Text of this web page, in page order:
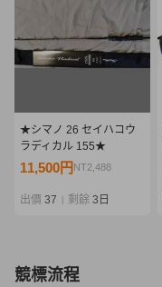
★シマノ 26 セイハコウ
ラディカル 155★
11,500円 NT2,488
出價 37 剩餘 3日
競標流程